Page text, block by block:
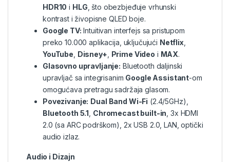
HDR10 i HLG , što obezbjeđuje vrhunski
kontrast i živopisne QLED boje.
Google TV: Intuitivan interfejs sa pristupom
preko 10.000 aplikacija, uključujući Netflix
YouTube Disney+ Prime Video i MAX.
Glasovno upravljanje: Bluetooth daljinski
upravljač sa integrisanim Google Assistant-om
omogućava pretragu sadržaja glasom.
Povezivanje: Dual Band Wi-Fi (2.4/5GHz),
Bluetooth 5.1 Chromecast built-in , 3x HDMI
2.0 (sa ARC podrškom), 2x USB 2.0, LAN, optički
audio izlaz.
Audio i Dizajn